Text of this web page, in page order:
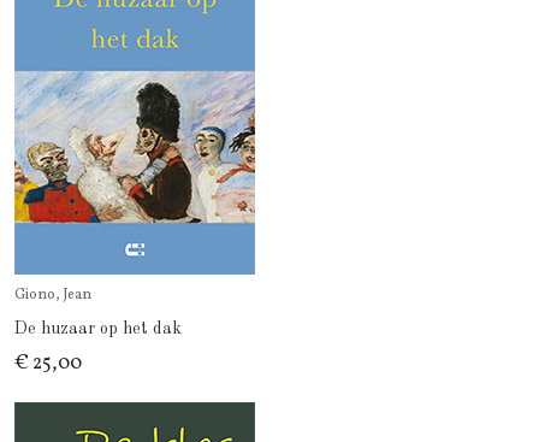
Giono, Jean
De huzaar op het dak
€ 25,00